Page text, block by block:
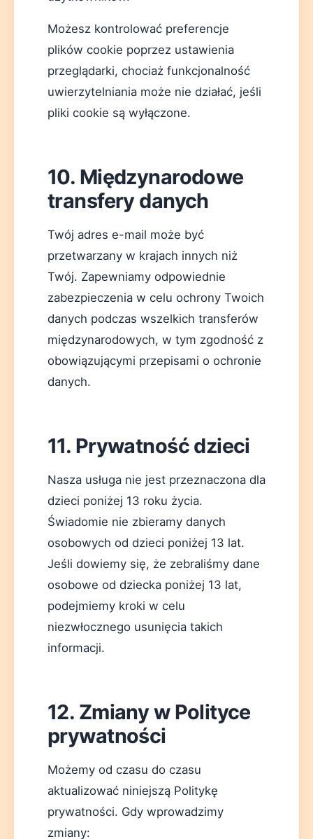
Możesz kontrolować preferencje
plików cookie poprzez ustawienia
przeglądarki, chociaż funkcjonalność
uwierzytelniania może nie działać, jeśli
pliki cookie są wyłączone.
10. Międzynarodowe
transfery danych
Twój adres e-mail może być
przetwarzany w krajach innych niż
Twój. Zapewniamy odpowiednie
zabezpieczenia w celu ochrony Twoich
danych podczas wszelkich transferów
międzynarodowych, w tym zgodność z
obowiązującymi przepisami o ochronie
danych.
11. Prywatność dzieci
Nasza usługa nie jest przeznaczona dla
dzieci poniżej 13 roku życia.
Świadomie nie zbieramy danych
osobowych od dzieci poniżej 13 lat.
Jeśli dowiemy się, że zebraliśmy dane
osobowe od dziecka poniżej 13 lat,
podejmiemy kroki w celu
niezwłocznego usunięcia takich
informacji.
12. Zmiany w Polityce
prywatności
Możemy od czasu do czasu
aktualizować niniejszą Politykę
prywatności. Gdy wprowadzimy
zmiany: